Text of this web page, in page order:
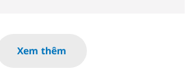
Xem thêm